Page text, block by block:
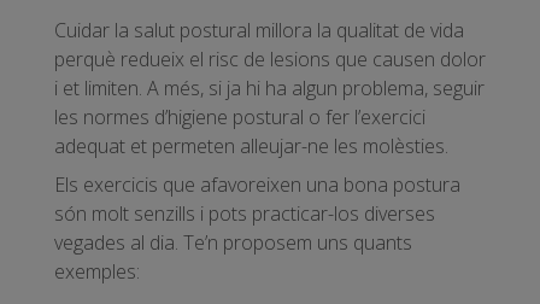
Cuidar la salut postural millora la qualitat de vida
perquè redueix el risc de lesions que causen dolor
i et limiten. A més, si ja hi ha algun problema, seguir
les normes d’higiene postural o fer l’exercici
adequat et permeten alleujar-ne les molèsties.
Els exercicis que afavoreixen una bona postura
són molt senzills i pots practicar-los diverses
vegades al dia. Te’n proposem uns quants
exemples: